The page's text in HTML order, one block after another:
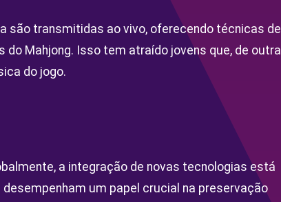
são transmitidas ao vivo, oferecendo técnicas de
Mahjong. Isso tem atraído jovens que, de outra
do jogo.
a integração de novas tecnologias está
um papel crucial na preservação